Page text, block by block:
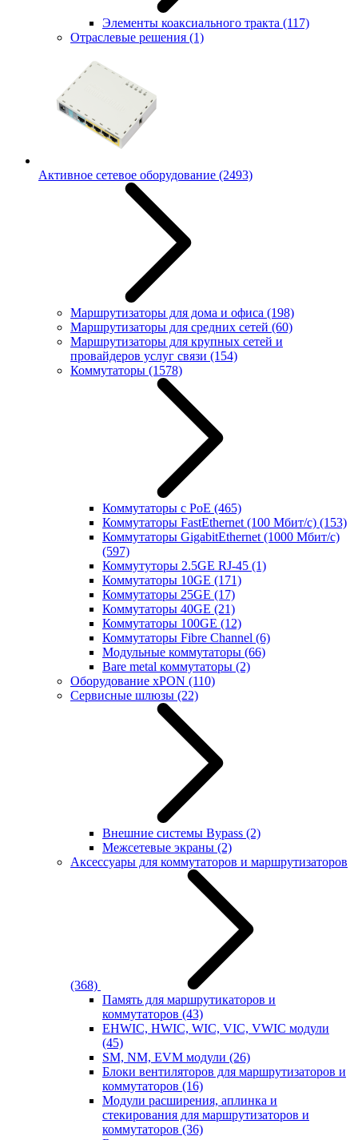
Элементы коаксиального тракта (117)
Отраслевые решения (1)
Активное сетевое оборудование (2493)
Маршрутизаторы для дома и офиса (198)
Маршрутизаторы для средних сетей (60)
Маршрутизаторы для крупных сетей и
провайдеров услуг связи (154)
Коммутаторы (1578)
Коммутаторы с PoE (465)
Коммутаторы FastEthernet (100 Мбит/с) (153)
Коммутаторы GigabitEthernet (1000 Мбит/с)
(597)
Коммутуторы 2.5GE RJ-45 (1)
Коммутаторы 10GE (171)
Коммутаторы 25GE (17)
Коммутаторы 40GE (21)
Коммутаторы 100GE (12)
Коммутаторы Fibre Channel (6)
Модульные коммутаторы (66)
Bare metal коммутаторы (2)
Оборудование xPON (110)
Сервисные шлюзы (22)
Внешние системы Bypass (2)
Межсетевые экраны (2)
Аксессуары для коммутаторов и маршрутизаторов
(368)
Память для маршрутикаторов и
коммутаторов (43)
EHWIC, HWIC, WIC, VIC, VWIC модули
(45)
SM, NM, EVM модули (26)
Блоки вентиляторов для маршрутизаторов и
коммутаторов (16)
Модули расширения, аплинка и
стекирования для маршрутизаторов и
коммутаторов (36)